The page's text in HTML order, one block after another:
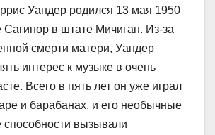
Уандер родился 13 мая 1950
Сагинор в штате Мичиган. Из-за
смерти матери, Уандер
интерес к музыке в очень
Всего в пять лет он уже играл
и барабанах, и его необычные
вызывали